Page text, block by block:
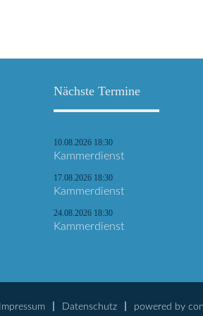
Nächste Termine
10.08.2026 18:30
Kammerdienst
17.08.2026 18:30
Kammerdienst
24.08.2026 18:30
Kammerdienst
Impressum Datenschutz powered by